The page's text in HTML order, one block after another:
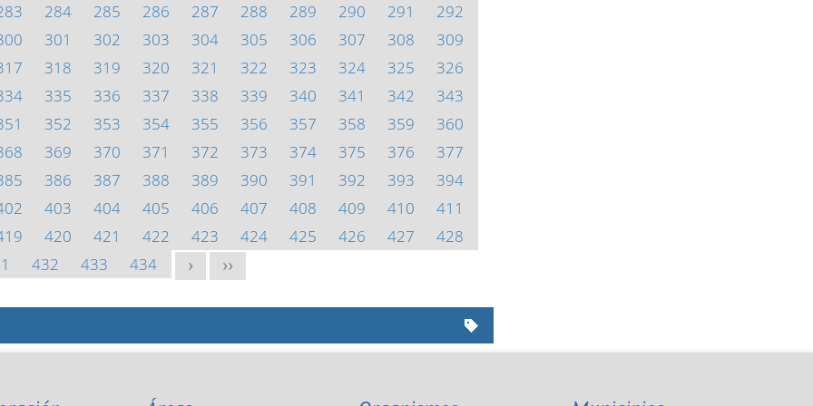
284 285 286 287 288 289 290 291
292
301 302 303 304 305 306 307 308
309
318 319 320 321 322 323 324 325
326
335 336 337 338 339 340 341 342
343
352 353 354 355 356 357 358 359
360
369 370 371 372 373 374 375 376
377
386 387 388 389 390 391 392 393
394
403 404 405 406 407 408 409 410
411
420 421 422 423 424 425 426 427
428
432 433 434 > >>